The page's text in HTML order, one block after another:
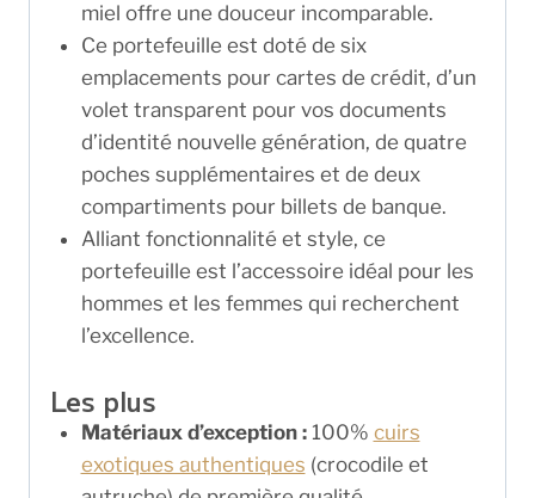
miel offre une douceur incomparable.
Ce portefeuille est doté de six
emplacements pour cartes de crédit, d’un
volet transparent pour vos documents
d’identité nouvelle génération, de quatre
poches supplémentaires et de deux
compartiments pour billets de banque.
Alliant fonctionnalité et style, ce
portefeuille est l’accessoire idéal pour les
hommes et les femmes qui recherchent
l’excellence.
Les plus
Matériaux d’exception :100% cuirs
exotiques authentiques (crocodile et